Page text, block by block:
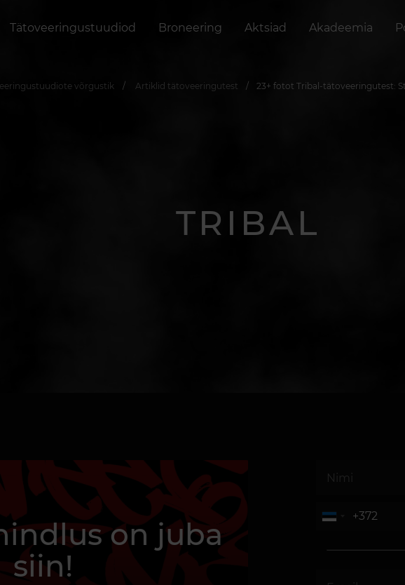
Tätoveeringustuudiod Broneering Aktsiad Akadeemia
võrgustik Artiklid tätoveeringutest 23+ fotot Tribal-tätoveeringutest:
TRIBAL
on juba
siin!